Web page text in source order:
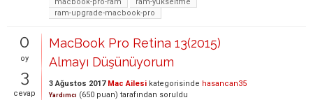
ram-upgrade-macbook-pro
0
oy
3
cevap
MacBook Pro Retina 13(2015)
Almayı Düşünüyorum
3 Ağustos 2017 Mac Ailesi kategorisinde hasancan35
Yardımcı (650 puan) tarafından soruldu